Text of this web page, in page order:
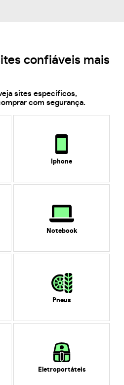
confiáveis mais
sites específicos,
com segurança.
Iphone
Notebook
Pneus
Eletroportáteis